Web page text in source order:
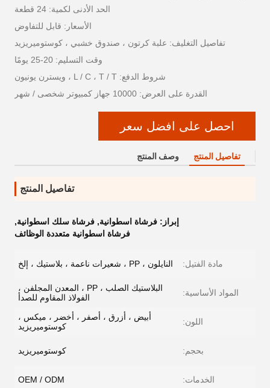
الحد الأدنى لكمية: 24 قطعة
الأسعار: قابل للتفاوض
تفاصيل التغليف: علبة كرتون ، صندوق خشبي ، كوستوميريزيد
وقت التسليم: 20-25 يومًا
شروط الدفع: L / C ، T / T ، ويسترن يونيون
القدرة على العرض: 10000 جهاز كمبيوتر شخصى / شهر
احصل على افضل سعر
تفاصيل المنتج وصف المنتج
تفاصيل المنتج
إبراز: فرشاة اسطوانية, فرشاة سلك اسطوانية,
فرشاة اسطوانية متعددة الوظائف
مادة الفتيل: النايلون ، PP ، شعيرات ناعمة ، بلاستيك ، إلخ
المواد الأساسية:
البلاستيك الصلب ، PP ، المعدن المجلفن ،
الفولاذ المقاوم للصدأ
اللون:
أبيض ، أزرق ، أصفر ، أخضر ، ميكس ،
كوستوميريزيد
بحجم: كوستوميريزيد
الخدمات: OEM / ODM